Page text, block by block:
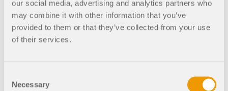
our social media, advertising and analytics partners who
may combine it with other information that you’ve
provided to them or that they’ve collected from your use
of their services.
Selection
Necessary
Votre porte vers la modélisation paramétrique et
l’automatisation